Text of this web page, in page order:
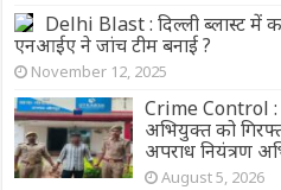
Delhi Blast : दिल्ली ब्लास्ट में
एनआईए ने जांच टीम बनाई ?
November 12, 2025
Crime Control :
अभियुक्त को
अपराध नियंत्रण
August 5, 2026